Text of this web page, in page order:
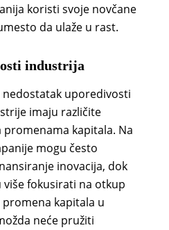
koristi svoje novčane
da ulaže u rast.
industrija
nedostatak uporedivosti
imaju različite
promenama kapitala. Na
mogu često
inovacija, dok
fokusirati na otkup
kapitala u
neće pružiti